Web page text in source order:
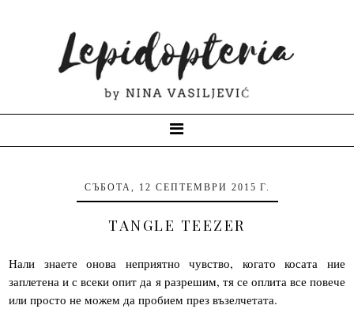
СЪБОТА, 12 СЕПТЕМВРИ 2015 Г.
TANGLE TEEZER
Нали знаете онова неприятно чувство, когато косата ние
заплетена и с всеки опит да я разрешим, тя се оплита все повече
или просто не можем да пробием през възелчетата.